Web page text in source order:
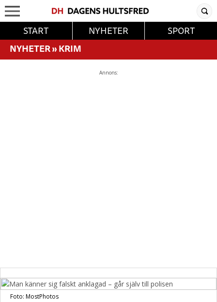
START NYHETER
SPORT
NYHETER»KRIM
Annons:
Foto: MostPhotos